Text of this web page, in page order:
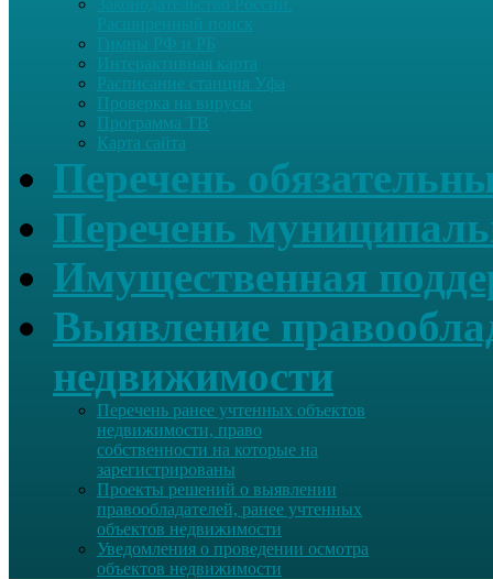
Гимны РФ и РБ
Интерактивная карта
Расписание станция Уфа
Проверка на вирусы
Программа ТВ
Карта сайта
Перечень
Перечень
Имущественная
Выявление
недвижимости
Перечень ранее учтенных объектов
недвижимости, право
собственности на которые на
зарегистрированы
Проекты решений о выявлении
правообладателей, ранее учтенных
объектов недвижимости
Уведомления о проведении осмотра
объектов недвижимости